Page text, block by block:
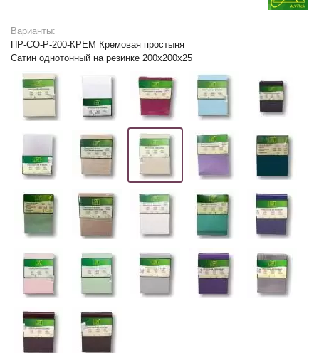
Варианты:
ПР-СО-Р-200-КРЕМ Кремовая простыня
Сатин однотонный на резинке 200х200х25